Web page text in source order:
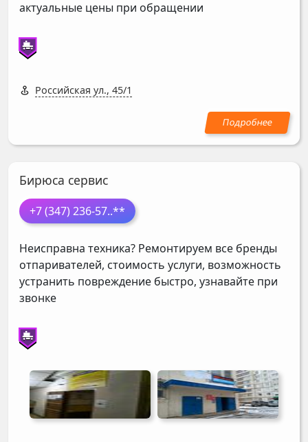
актуальные цены при обращении
Российская ул., 45/1
Бирюса сервис
+7 (347) 236-57..**
Неисправна техника? Ремонтируем все бренды
отпаривателей, стоимость услуги, возможность
устранить повреждение быстро, узнавайте при
звонке